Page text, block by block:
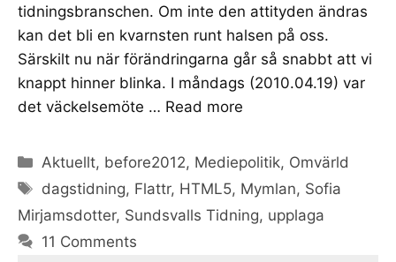
tidningsbranschen. Om inte den attityden ändras
kan det bli en kvarnsten runt halsen på oss.
Särskilt nu när förändringarna går så snabbt att vi
knappt hinner blinka. I måndags (2010.04.19) var
det väckelsemöte … Read more
Categories
Aktuellt, before2012, Mediepolitik, Omvärld
Tags
dagstidning, Flattr, HTML5, Mymlan, Sofia
Mirjamsdotter, Sundsvalls Tidning, upplaga
11 Comments